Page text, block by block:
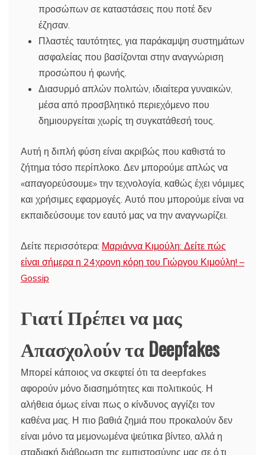
προσώπων σε καταστάσεις που ποτέ δεν
έζησαν.
Πλαστές ταυτότητες, για παράκαμψη συστημάτων
ασφαλείας που βασίζονται στην αναγνώριση
προσώπου ή φωνής.
Διασυρμό απλών πολιτών, ιδιαίτερα γυναικών,
μέσα από προσβλητικό περιεχόμενο που
δημιουργείται χωρίς τη συγκατάθεσή τους.
Αυτή η διπλή φύση είναι ακριβώς που καθιστά το
ζήτημα τόσο περίπλοκο. Δεν μπορούμε απλώς να
«απαγορεύσουμε» την τεχνολογία, καθώς έχει νόμιμες
και χρήσιμες εφαρμογές. Αυτό που μπορούμε είναι να
εκπαιδεύσουμε τον εαυτό μας να την αναγνωρίζει.
Δείτε περισσότερα: Μαριάννα Κιμούλη: Δείτε πώς
είναι σήμερα η 24χρονη κόρη του Γιώργου Κιμούλη! –
Gossip
Γιατί Πρέπει να μας
Απασχολούν τα Deepfakes
Μπορεί κάποιος να σκεφτεί ότι τα deepfakes
αφορούν μόνο διασημότητες και πολιτικούς. Η
αλήθεια όμως είναι πως ο κίνδυνος αγγίζει τον
καθένα μας. Η πιο βαθιά ζημιά που προκαλούν δεν
είναι μόνο τα μεμονωμένα ψεύτικα βίντεο, αλλά η
σταδιακή διάβρωση της εμπιστοσύνης μας σε ό,τι